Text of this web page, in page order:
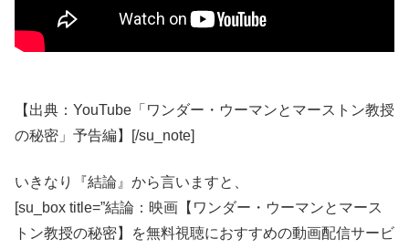
【出典：YouTube「ワンダー・ウーマンとマーストン教授
の秘密」予告編】[/su_note]
いきなり『結論』から言いますと、
[su_box title=”結論：映画【ワンダー・ウーマンとマース
トン教授の秘密】を無料視聴におすすめの動画配信サービ